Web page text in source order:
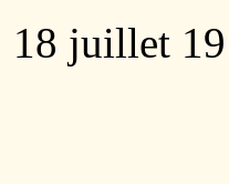
18 juillet